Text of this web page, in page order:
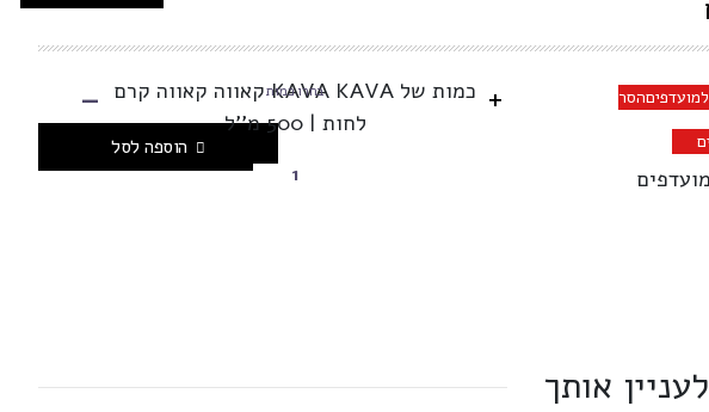
+
כמות של KAVA KAVA קאווה קאווה קרם
לחות | 500 מ''ל
בחרו כמות -
הוספה לסל
הסר
אותך